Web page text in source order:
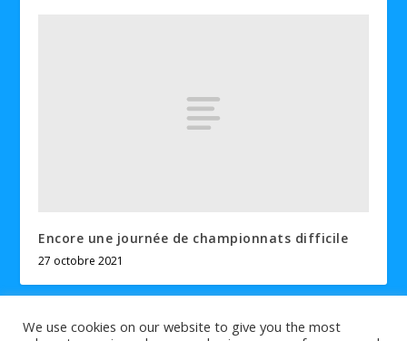
Encore une journée de championnats difficile
27 octobre 2021
We use cookies on our website to give you the most